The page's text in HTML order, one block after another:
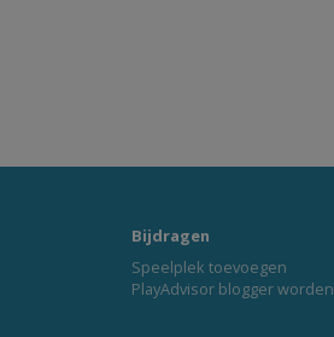
Bijdragen
Speelplek toevoegen
PlayAdvisor blogger worden